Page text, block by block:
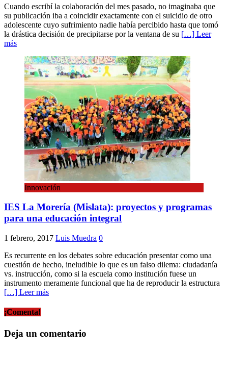
Cuando escribí la colaboración del mes pasado, no imaginaba que
su publicación iba a coincidir exactamente con el suicidio de otro
adolescente cuyo sufrimiento nadie había percibido hasta que tomó
la drástica decisión de precipitarse por la ventana de su […] Leer
más
Innovación
IES La Morería (Mislata): proyectos y programas
para una educación integral
1 febrero, 2017 Luis Muedra 0
Es recurrente en los debates sobre educación presentar como una
cuestión de hecho, ineludible lo que es un falso dilema: ciudadanía
vs. instrucción, como si la escuela como institución fuese un
instrumento meramente funcional que ha de reproducir la estructura
[…] Leer más
¡Comenta!
Deja un comentario